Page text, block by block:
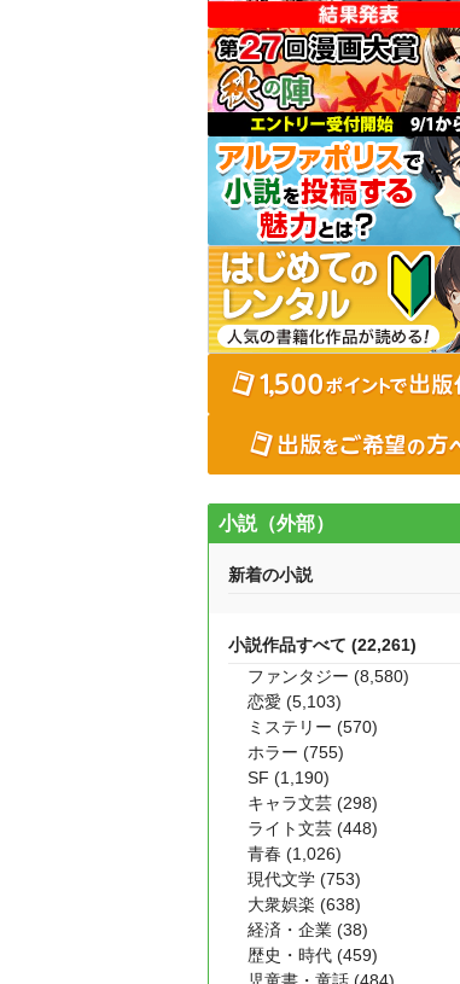
小説（外部）
新着の小説
小説作品すべて (22,261)
ファンタジー (8,580)
恋愛 (5,103)
ミステリー (570)
ホラー (755)
SF (1,190)
キャラ文芸 (298)
ライト文芸 (448)
青春 (1,026)
現代文学 (753)
大衆娯楽 (638)
経済・企業 (38)
歴史・時代 (459)